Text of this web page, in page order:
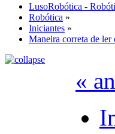
LusoRobótica -
Robótica »
Iniciantes »
Maneira correta de
«